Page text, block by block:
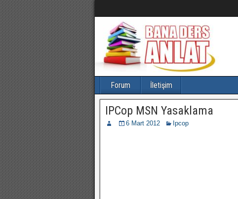
Forum İletişim
IPCop MSN Yasaklama
6 Mart 2012 Ipcop